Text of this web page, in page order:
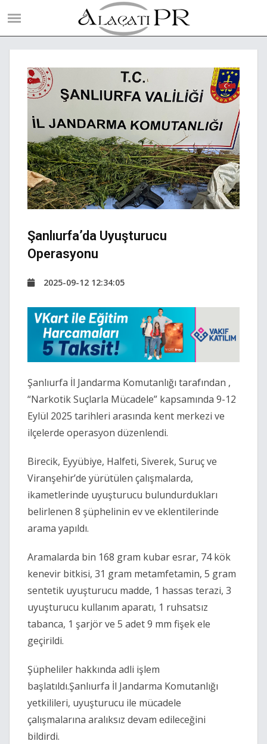
Şanlıurfa’da Uyuşturucu
Operasyonu
2025-09-12 12:34:05
Şanlıurfa İl Jandarma Komutanlığı tarafından ,
“Narkotik Suçlarla Mücadele” kapsamında 9-12
Eylül 2025 tarihleri arasında kent merkezi ve
ilçelerde operasyon düzenlendi.
Birecik, Eyyübiye, Halfeti, Siverek, Suruç ve
Viranşehir’de yürütülen çalışmalarda,
ikametlerinde uyuşturucu bulundurdukları
belirlenen 8 şüphelinin ev ve eklentilerinde
arama yapıldı.
Aramalarda bin 168 gram kubar esrar, 74 kök
kenevir bitkisi, 31 gram metamfetamin, 5 gram
sentetik uyuşturucu madde, 1 hassas terazi, 3
uyuşturucu kullanım aparatı, 1 ruhsatsız
tabanca, 1 şarjör ve 5 adet 9 mm fişek ele
geçirildi.
Şüpheliler hakkında adli işlem
başlatıldı.Şanlıurfa İl Jandarma Komutanlığı
yetkilileri, uyuşturucu ile mücadele
çalışmalarına aralıksız devam edileceğini
bildirdi.